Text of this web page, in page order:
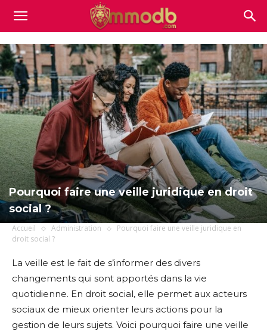
Mmodb.com
Pourquoi faire une veille juridique en droit
social ?
Accueil Administration
Pourquoi faire une veille juridique en
droit social ?
La veille est le fait de s’informer des divers
changements qui sont apportés dans la vie
quotidienne. En droit social, elle permet aux acteurs
sociaux de mieux orienter leurs actions pour la
gestion de leurs sujets. Voici pourquoi faire une veille